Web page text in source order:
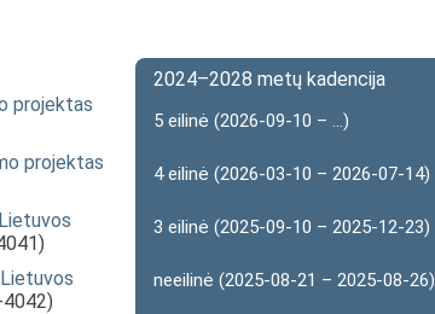
projektas
projektas
2024–2028 metų kadencija
5 eilinė (2026-09-10 – ...)
4 eilinė (2026-03-10 – 2026-07-14)
3 eilinė (2025-09-10 – 2025-12-23)
neeilinė (2025-08-21 – 2025-08-26)